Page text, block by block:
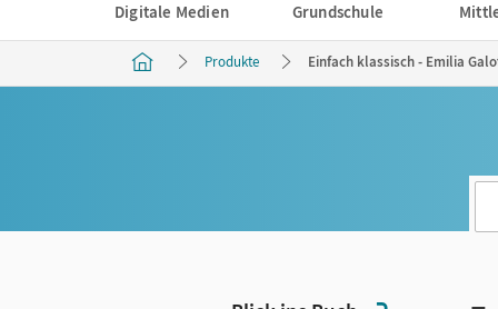
Digitale Medien Grundschule
Produkte Einfach klassisch - Emilia